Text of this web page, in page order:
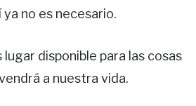
no es necesario.
disponible para las cosas
a nuestra vida.